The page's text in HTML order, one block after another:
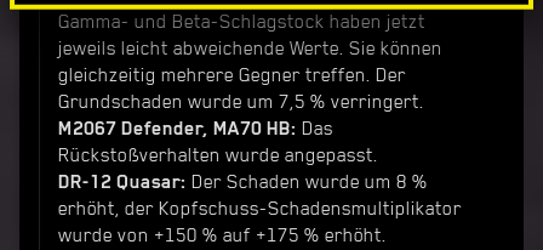
Gamma- und Beta-Schlagstock haben jetzt
jeweils leicht abweichende Werte. Sie können
gleichzeitig mehrere Gegner treffen. Der
Grundschaden wurde um 7,5 % verringert.
M2067 Defender, MA70 HB: Das
Rückstoßverhalten wurde angepasst.
DR-12 Quasar: Der Schaden wurde um 8 %
erhöht, der Kopfschuss-Schadensmultiplikator
wurde von +150 % auf +175 % erhöht.